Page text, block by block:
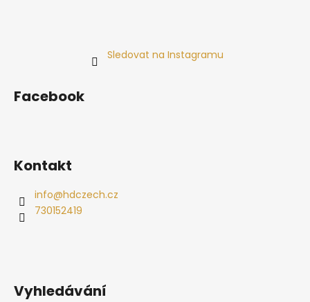
Sledovat na Instagramu
Facebook
Kontakt
info@hdczech.cz
730152419
Vyhledávání